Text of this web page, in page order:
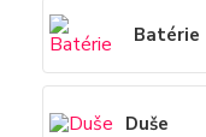
Batérie
Duše